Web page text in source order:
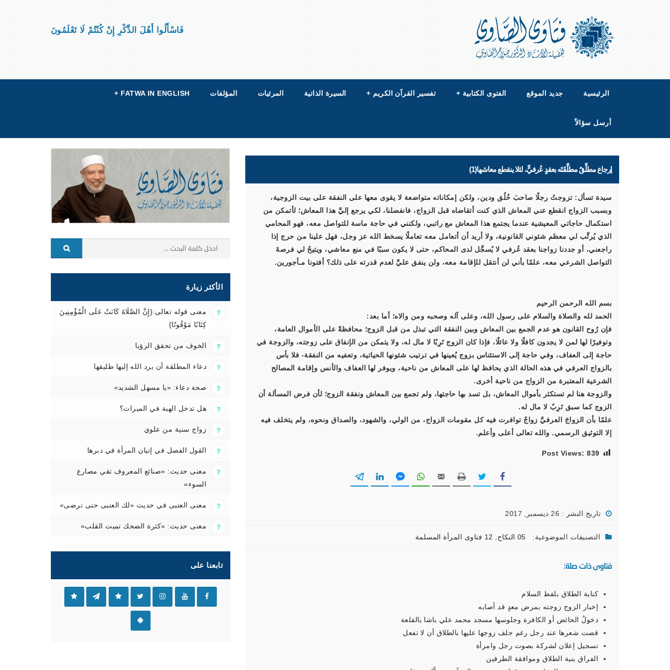
فَاسْأَلُوا أَهْلَ الذِّكْرِ إِنْ كُنْتُمْ لَا تَعْلَمُونَ
الرئيسية جديد الموقع الفتوى الكتابية + تفسير القرآن الكريم + السيرة الذاتية المرئيات المؤلفات FATWA IN ENGLISH
+
أرسل سؤالاً
إرجاع مطلِّقٌ مطلَّقَتَه بعقدٍ عُرفيٍّ، لئلا ينقطع معاشها(1)
سيدة تسأل: تزوجتُ رجلًا صاحبَ خُلُق ودين، ولكن إمكاناته متواضعة لا يقوى معها على النفقة على بيت الزوجية،
وبسبب الزواج انقطع عني المعاش الذي كنت أتقاضاه قبل الزواج، فانفصلنا، لكي يرجع إليَّ هذا المعاش؛ لأتمكن من
استكمال حاجاتي المعيشية عندما يجتمع هذا المعاش مع راتبي، ولكنني في حاجة ماسة للتواصل معه، فهو المحامي
الذي يُرتِّب لي معظم شئوني القانونية، ولا أريد أن أتعامل معه تعاملًا يسخط الله عز وجل، فهل علينا من حرج إذا
راجعني، أو جددنا زواجنا بعقد عُرفي لا يُسجَّل لدى المحاكم، حتى لا يكون سببًا في منع معاشي، ويتيحُ لي فرصةَ
التواصل الشرعي معه، علمًا بأني لن أنتقل للإقامة معه، ولن ينفق عليَّ لعدم قدرته على ذلك؟ أفتونا مـأجورين.
بسم الله الرحمن الرحيم
الحمد لله والصلاة والسلام على رسول الله، وعلى آله وصحبه ومن والاه؛ أما بعد:
فإن رُوح القانون هو عدم الجمع بين المعاش وبين النفقة التي تبذل من قبل الزوج؛ محافظةً على الأموال العامة،
وتوفيرًا لها لمن لا يجدون كافلًا ولا عائلًا، فإذا كان الزوج تَرِبًا لا مال له، ولا يتمكن من الإنفاق على زوجته، والزوجة في
حاجة إلى العفاف، وفي حاجة إلى الاستئناس بزوج يُعينها في ترتيب شئونها الحياتية، وتعفيه من النفقة- فلا بأس
بالزواج العرفي في هذه الحالة الذي يحافظ لها على المعاش من ناحية، ويوفر لها العفاف والأنس وإقامة المصالح
الشرعية المعتبرة من الزواج من ناحية أخرى.
والزوجة هنا لم تستكثر بأموال المعاش، بل تسد بها حاجتها، ولم تجمع بين المعاش ونفقة الزوج؛ لأن فرض المسألة أن
الزوج كما سبق تَرِبٌ لا مال له.
علمًا بأن الزواجَ العرفيَّ زواجٌ توافرت فيه كل مقومات الزواج، من الولي، والشهود، والصداق ونحوه، ولم يتخلف فيه
إلا التوثيق الرسمي. والله تعالى أعلى وأعلم.
Post Views: 839
تاريخ النشر : 26 ديسمبر, 2017
التصنيفات الموضوعية: 05 النكاح 12 فتاوى المرأة المسلمة
فتاوى ذات صلة:
كناية الطلاق بلفظ السلام
إخبار الزوج زوجته بمرض معدٍ قد أصابه
دخولُ الحائض أو الكافرة وجلوسها مسجد محمد علي باشا بالقلعة
قصت شعرها عند رجل رغم حلف زوجها عليها بالطلاق أن لا تفعل
تسجيل إعلان لشركة بصوت رجل وامرأة
الفراق بنية الطلاق وموافقة الطرفين
الأكثر زيارة
معنى قوله تعالى:{إِنَّ الصَّلَاةَ كَانَتْ عَلَى الْمُؤْمِنِينَ
كِتَابًا مَوْقُوتًا}
الخوف من تحقق الرؤيا
دعاء المطلقة أن يرد الله إليها طليقها
صحة دعاء: «يا مسهل الشديد»
هل تدخل الهبة في الميراث؟
زواج سنية من علوي
القول الفصل في إتيان المرأة في دبرها
معنى حديث: «صنائع المعروف تقي مصارع
السوء»
معنى العتبى في حديث «لك العتبى حتى ترضى»
معنى حديث: «كثرة الضحك تميت القلب»
تابعنا على